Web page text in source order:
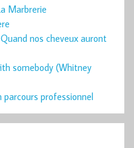
Marbrerie
nos cheveux auront
somebody (Whitney
parcours professionnel